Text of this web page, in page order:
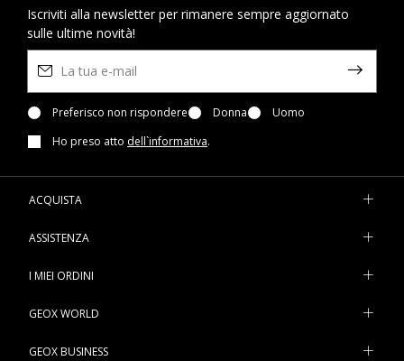
Iscriviti alla newsletter per rimanere sempre aggiornato
sulle ultime novità!
Preferisco non rispondere Donna
Uomo
Ho preso atto dell`informativa.
ACQUISTA
ASSISTENZA
I MIEI ORDINI
GEOX WORLD
GEOX BUSINESS